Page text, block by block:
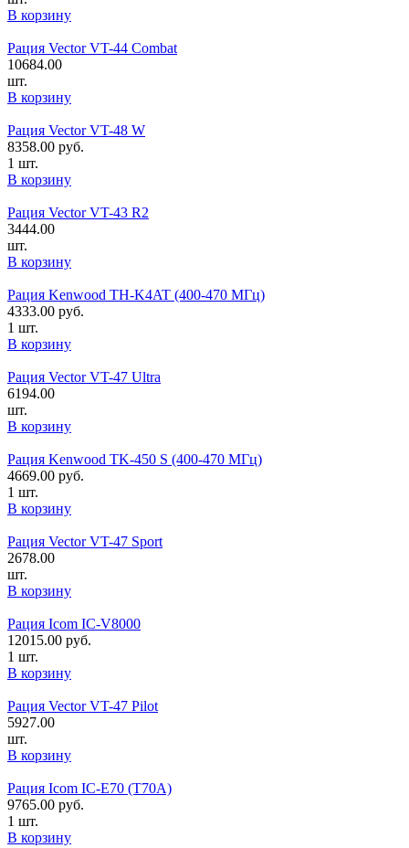
В корзину
Рация Vector VT-44 Combat
10684.00
шт.
В корзину
Рация Vector VT-48 W
8358.00 руб.
1 шт.
В корзину
Рация Vector VT-43 R2
3444.00
шт.
В корзину
Рация Kenwood TH-K4AT (400-470 МГц)
4333.00 руб.
1 шт.
В корзину
Рация Vector VT-47 Ultra
6194.00
шт.
В корзину
Рация Kenwood TK-450 S (400-470 МГц)
4669.00 руб.
1 шт.
В корзину
Рация Vector VT-47 Sport
2678.00
шт.
В корзину
Рация Icom IC-V8000
12015.00 руб.
1 шт.
В корзину
Рация Vector VT-47 Pilot
5927.00
шт.
В корзину
Рация Icom IC-E70 (T70A)
9765.00 руб.
1 шт.
В корзину